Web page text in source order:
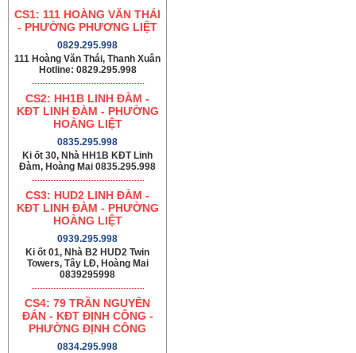
CS1: 111 HOÀNG VĂN THÁI
- PHƯỜNG PHƯƠNG LIỆT
0829.295.998
111 Hoàng Văn Thái, Thanh Xuân
Hotline: 0829.295.998
CS2: HH1B LINH ĐÀM -
KĐT LINH ĐÀM - PHƯỜNG
HOÀNG LIỆT
0835.295.998
Ki ốt 30, Nhà HH1B KĐT Linh
Đàm, Hoàng Mai 0835.295.998
CS3: HUD2 LINH ĐÀM -
KĐT LINH ĐÀM - PHƯỜNG
HOÀNG LIỆT
0939.295.998
Ki ốt 01, Nhà B2 HUD2 Twin
Towers, Tây LĐ, Hoàng Mai
0839295998
CS4: 79 TRẦN NGUYÊN
ĐÁN - KĐT ĐỊNH CÔNG -
PHƯỜNG ĐỊNH CÔNG
0834.295.998